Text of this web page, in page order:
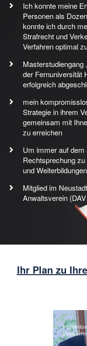
Ich konnte meine
Personen als
konnte ich durch
Strafrecht und
Verfahren optimal
Masterstudiengang
der Fernuniversität
erfolgreich
mein
Strategie in ihrem
gemeinsam mit
zu erreichen
Um immer auf dem
Rechtsprechung
und
Mitglied im
Anwaltsverein (DAV
Ihr Plan zu